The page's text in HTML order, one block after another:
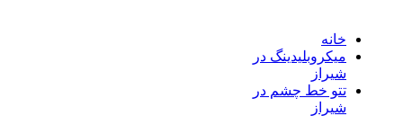
خانه
میکروبلیدینگ در
شیراز
تتو خط چشم در
شیراز